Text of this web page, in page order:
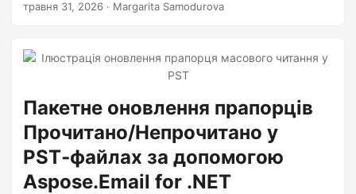
ю
травня 31, 2026 · Margarita Samodurova
Пакетне оновлення прапорців
Прочитано/Непрочитано у
PST‑файлах за допомогою
Aspose.Email for .NET